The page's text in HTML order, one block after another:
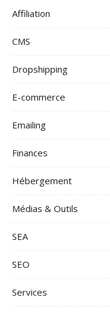
Affiliation
CMS
Dropshipping
E-commerce
Emailing
Finances
Hébergement
Médias & Outils
SEA
SEO
Services